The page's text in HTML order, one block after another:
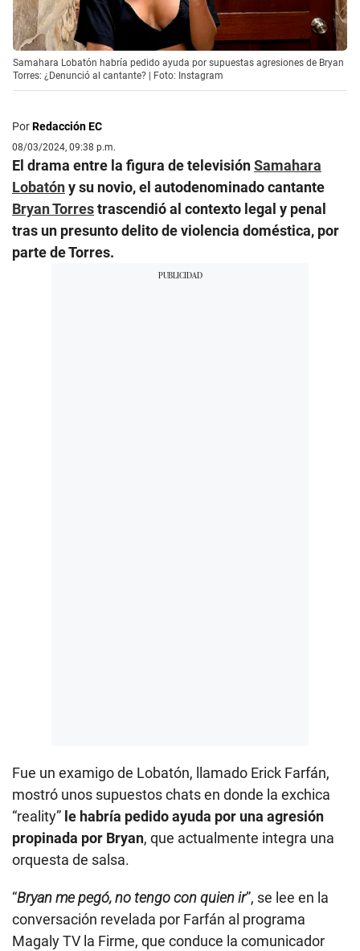
Samahara Lobatón habría pedido ayuda por supuestas agresiones de Bryan
Torres: ¿Denunció al cantante? | Foto: Instagram
PorRedacción EC
08/03/2024, 09:38 p.m.
El drama entre la figura de televisiónSamahara
Lobatóny su novio, el autodenominado cantante
Bryan Torrestrascendió al contexto legal y penal
tras un presunto delito de violencia doméstica, por
parte de Torres.
Fue un examigo de Lobatón, llamado Erick Farfán,
mostró unos supuestos chats en donde la exchica
“reality” le habría pedido ayuda por una agresión
propinada por Bryan, que actualmente integra una
orquesta de salsa.
“Bryan me pegó, no tengo con quien ir”, se lee en la
conversación revelada por Farfán al programa
Magaly TV la Firme, que conduce la comunicador